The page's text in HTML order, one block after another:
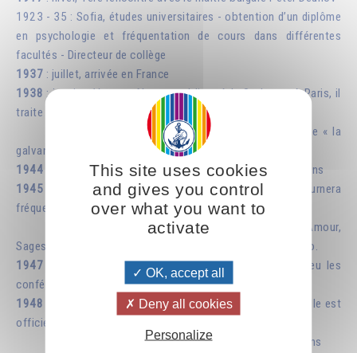
1923 - 35 : Sofia, études universitaires - obtention d’un diplôme
en psychologie et fréquentation de cours dans différentes
facultés - Directeur de collège
1937 : juillet, arrivée en France
1938 : janvier, 1ère conférence publique à la Sorbonne à Paris, il
traite de « la deuxième naissance ».
juin, 1ère conférence publique à Lyon, il traite de « la
galvanoplastie spirituelle » sur l'éducation prénatale
1944 : 27 décembre, décès de Peter Deunov à l’âge de 80 ans
1945 : 1er groupe fraternel en Suisse, pays où il séjournera
fréquemment, notamment en février-mars
Noël, publication du 1er ouvrage, intitulé « Amour,
Sagesse, Vérité », avec une introduction de Lanza del Vasto.
1947 : achat de la propriété « Izgrev » à Paris où ont lieu les
conférences et rencontres.
1948 : 16 janvier, l'association Fraternité Blanche Universelle est
officiellement créée.
21 janvier : arrestation suite à de fausses accusations
This site uses cookies
and gives you control
over what you want to
activate
OK, accept all
Deny all cookies
Personalize